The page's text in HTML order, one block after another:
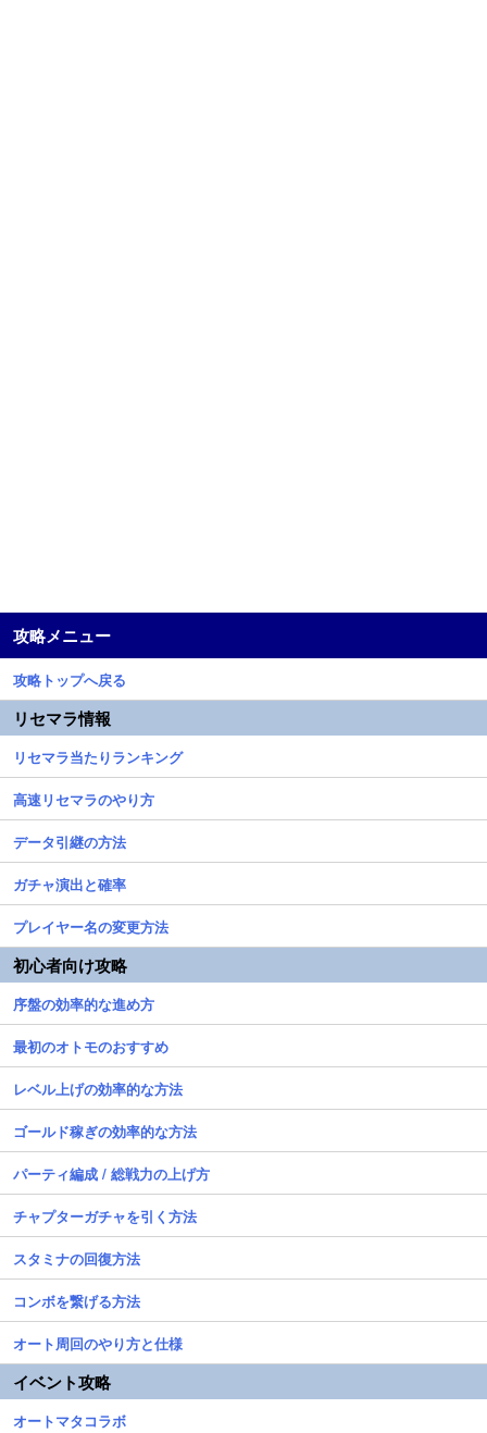
攻略メニュー
攻略トップへ戻る
リセマラ情報
リセマラ当たりランキング
高速リセマラのやり方
データ引継の方法
ガチャ演出と確率
プレイヤー名の変更方法
初心者向け攻略
序盤の効率的な進め方
最初のオトモのおすすめ
レベル上げの効率的な方法
ゴールド稼ぎの効率的な方法
パーティ編成 / 総戦力の上げ方
チャプターガチャを引く方法
スタミナの回復方法
コンボを繋げる方法
オート周回のやり方と仕様
イベント攻略
オートマタコラボ